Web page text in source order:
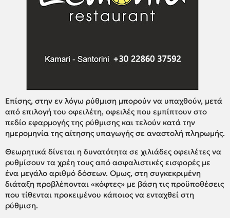
Επίσης, στην εν λόγω ρύθμιση μπορούν να υπαχθούν, μετά
από επιλογή του οφειλέτη, οφειλές που εμπίπτουν στο
πεδίο εφαρμογής της ρύθμισης και τελούν κατά την
ημερομηνία της αίτησης υπαγωγής σε αναστολή πληρωμής.
Θεωρητικά δίνεται η δυνατότητα σε χιλιάδες οφειλέτες να
ρυθμίσουν τα χρέη τους από ασφαλιστικές εισφορές με
ένα μεγάλο αριθμό δόσεων. Ομως, στη συγκεκριμένη
διάταξη προβλέπονται «κόφτες» με βάση τις προϋποθέσεις
που τίθενται προκειμένου κάποιος να ενταχθεί στη
ρύθμιση.